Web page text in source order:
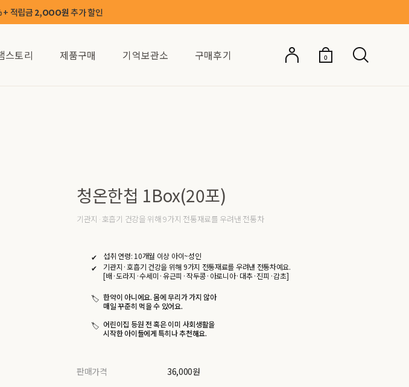
+ 적립금 2,OOO원추가 할인
스토리 제품구매 기억보관소 구매후기 0
청온한첩 1Box(20포)
기관지·호흡기 건강을 위해 9가지 전통재료를 우려낸 전통차
섭취 연령: 10개월 이상 아이~성인
기관지·호흡기 건강을 위해 9가지 전통재료를 우려낸 전통차예요.
[배·도라지·수세미·유근피·작두콩·아로니아·대추·진피·감초]
한약이 아니에요. 몸에 무리가 가지 않아
매일 꾸준히 먹을 수 있어요.
어린이집 등원 전 혹은 이미 사회생활을
시작한 아이들에게 특히나 추천해요.
판매가격 36,000원